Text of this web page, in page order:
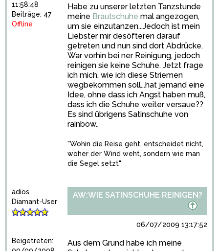
11:58:48
Beiträge: 47
Offline
Habe zu unserer letzten Tanzstunde
meine Brautschuhe mal angezogen,
um sie einzutanzen...Jedoch ist mein
Liebster mir desöfteren darauf
getreten und nun sind dort Abdrücke.
War vorhin bei ner Reinigung, jedoch
reinigen sie keine Schuhe. Jetzt frage
ich mich, wie ich diese Striemen
wegbekommen soll...hat jemand eine
Idee, ohne dass ich Angst haben muß,
dass ich die Schuhe weiter versaue??
Es sind übrigens Satinschuhe von
rainbow..
"Wohin die Reise geht, entscheidet nicht,
woher der Wind weht, sondern wie man
die Segel setzt"
adios
Diamant-User
Beigetreten:
AW:WIE SATINSCHUHE REINIGEN?
06/07/2009 13:17:52
Aus dem Grund habe ich meine